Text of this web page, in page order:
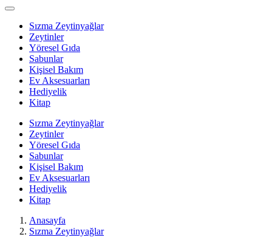
Sızma Zeytinyağlar
Zeytinler
Yöresel Gıda
Sabunlar
Kişisel Bakım
Ev Aksesuarları
Hediyelik
Kitap
Sızma Zeytinyağlar
Zeytinler
Yöresel Gıda
Sabunlar
Kişisel Bakım
Ev Aksesuarları
Hediyelik
Kitap
Anasayfa
Sızma Zeytinyağlar